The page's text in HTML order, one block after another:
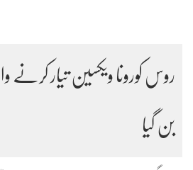
روس کورونا ویکسین تیار کرنے
بن گیا